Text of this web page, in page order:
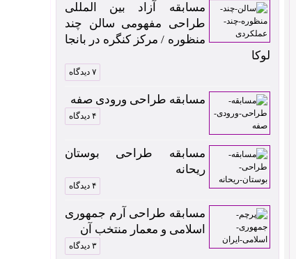
مسابقه آزاد بین المللی
طراحی مفهومی سالن چند
منظوره / مرکز کنگره در بانجا
لوکا
۷ دیدگاه
مسابقه طراحی ورودی صفه
۴ دیدگاه
مسابقه طراحی بوستان
ریحانه
۴ دیدگاه
مسابقه طراحی آرم جمهوری
اسلامی و معمار منتخب آن
۳ دیدگاه